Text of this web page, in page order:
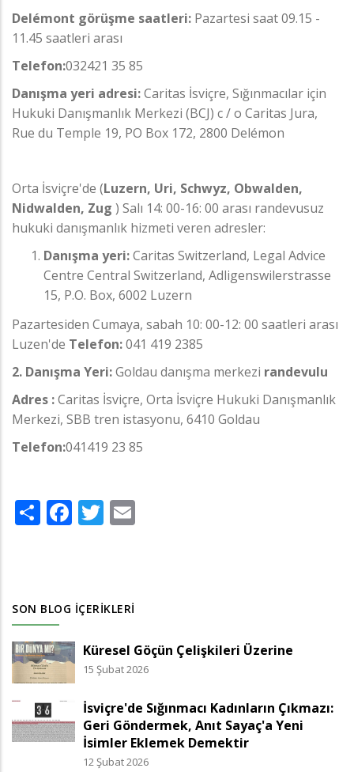
Delémont görüşme saatleri: Pazartesi saat 09.15 -
11.45 saatleri arası
Telefon:032421 35 85
Danışma yeri adresi:Caritas İsviçre, Sığınmacılar için
Hukuki Danışmanlık Merkezi (BCJ) c / o Caritas Jura,
Rue du Temple 19, PO Box 172, 2800 Delémon
Orta İsviçre'de (Luzern, Uri, Schwyz, Obwalden,
Nidwalden, Zug ) Salı 14: 00-16: 00 arası randevusuz
hukuki danışmanlık hizmeti veren adresler:
Danışma yeri:Caritas Switzerland, Legal Advice
Centre Central Switzerland, Adligenswilerstrasse
15, P.O. Box, 6002 Luzern
Pazartesiden Cumaya, sabah 10: 00-12: 00 saatleri arası
Luzen'de Telefon:041 419 2385
2. Danışma Yeri:Goldau danışma merkezi randevulu
Adres :Caritas İsviçre, Orta İsviçre Hukuki Danışmanlık
Merkezi, SBB tren istasyonu, 6410 Goldau
Telefon:041419 23 85
ShareFacebook
Twitter
SON BLOG İÇERIKLERI
Küresel Göçün Çelişkileri Üzerine
15 Şubat 2026
İsviçre'de Sığınmacı Kadınların Çıkmazı:
Geri Göndermek, Anıt Sayaç'a Yeni
İsimler Eklemek Demektir
12 Şubat 2026